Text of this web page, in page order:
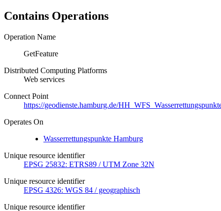
Contains Operations
Operation Name
GetFeature
Distributed Computing Platforms
Web services
Connect Point
https://geodienste.hamburg.de/
Operates On
Wasserrettungspunkte Hamburg
Unique resource identifier
EPSG 25832: ETRS89 / UTM Zone 32N
Unique resource identifier
EPSG 4326: WGS 84 / geographisch
Unique resource identifier